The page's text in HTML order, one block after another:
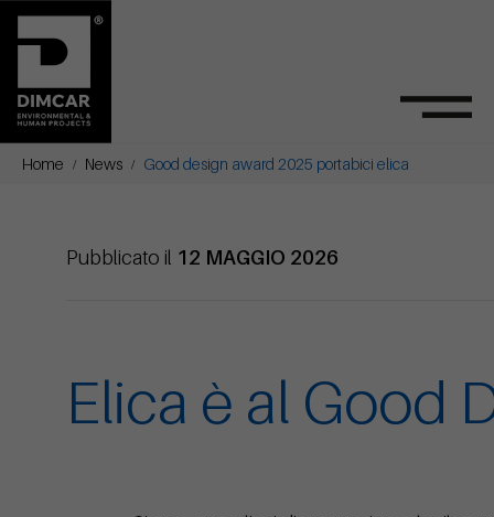
Home News Good design award 2025 portabici elica
Pubblicato il 12 MAGGIO 2026
Elica è al Good